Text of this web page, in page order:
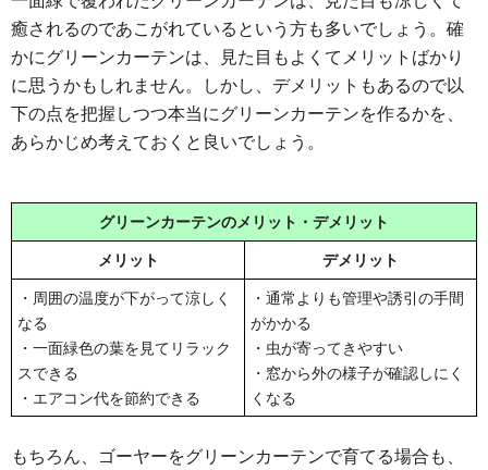
癒されるのであこがれているという方も多いでしょう。確
かにグリーンカーテンは、見た目もよくてメリットばかり
に思うかもしれません。しかし、デメリットもあるので以
下の点を把握しつつ本当にグリーンカーテンを作るかを、
あらかじめ考えておくと良いでしょう。
グリーンカーテンのメリット・デメリット
メリット
デメリット
・周囲の温度が下がって涼しく
なる
・一面緑色の葉を見てリラック
スできる
・エアコン代を節約できる
・通常よりも管理や誘引の手間
がかかる
・虫が寄ってきやすい
・窓から外の様子が確認しにく
くなる
もちろん、ゴーヤーをグリーンカーテンで育てる場合も、